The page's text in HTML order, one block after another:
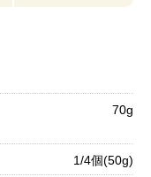
70g
1/4個(50g)